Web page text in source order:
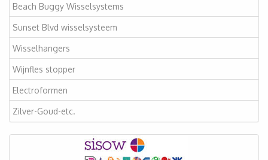
Beach Buggy Wisselsystems
Sunset Blvd wisselsysteem
Wisselhangers
Wijnfles stopper
Electroformen
Zilver-Goud-etc.